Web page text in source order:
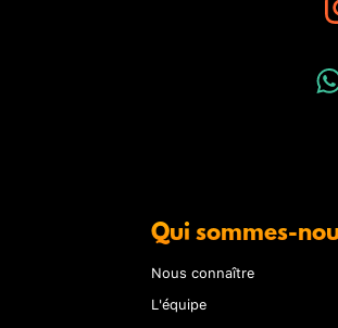
Qui sommes-
Nous connaître
L'équipe